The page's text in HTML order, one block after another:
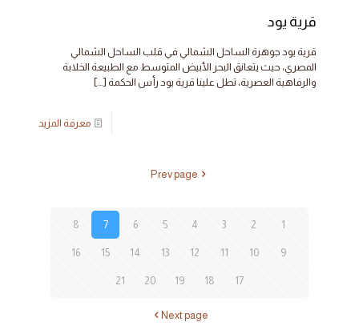
قرية يود
قرية يود جوهرة الساحل الشمالي في قلب الساحل الشمالي
المصري، حيث يتعانق البحر الأبيض المتوسط مع الطبيعة الخلابة
والرفاهية العصرية، تطل علينا قرية يود رأس الحكمة […]
معرفة المزيد
Prev page
1
2
3
4
5
6
7
8
9
10
11
12
13
14
15
16
17
18
19
20
21
Next page